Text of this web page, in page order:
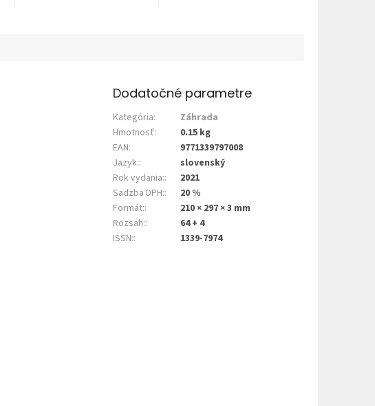
Dodatočné parametre
Kategória:
Záhrada
Hmotnosť:
0.15 kg
EAN:
9771339797008
Jazyk::
slovenský
Rok vydania::
2021
Sadzba DPH::
20 %
Formát::
210 × 297 × 3 mm
Rozsah::
64 + 4
ISSN:: 1339-7974